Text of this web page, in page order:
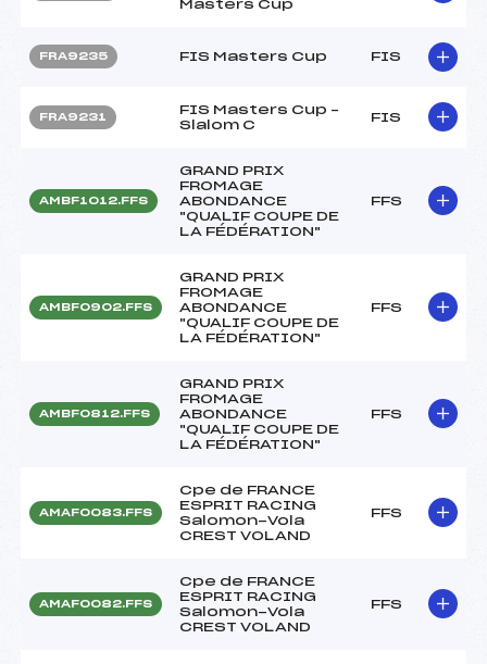
Masters Cup
FRA9235 FIS Masters Cup FIS
FRA9231
FIS Masters Cup –
Slalom C
FIS
AMBF1012.FFS
GRAND PRIX
FROMAGE
ABONDANCE
"QUALIF COUPE DE
LA FÉDÉRATION"
FFS
AMBF0902.FFS
GRAND PRIX
FROMAGE
ABONDANCE
"QUALIF COUPE DE
LA FÉDÉRATION"
FFS
AMBF0812.FFS
GRAND PRIX
FROMAGE
ABONDANCE
"QUALIF COUPE DE
LA FÉDÉRATION"
FFS
AMAF0083.FFS
Cpe de FRANCE
ESPRIT RACING
Salomon-Vola
CREST VOLAND
FFS
AMAF0082.FFS
Cpe de FRANCE
ESPRIT RACING
Salomon-Vola
CREST VOLAND
FFS